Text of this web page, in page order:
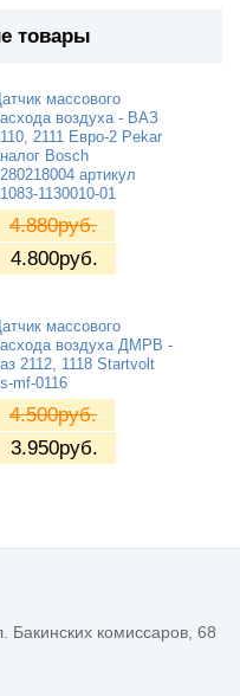
товары
массового
воздуха - ВАЗ
2111 Евро-2 Pekar
Bosch
артикул
1130010-01
4.880руб.
4.800руб.
массового
воздуха ДМРВ -
2112, 1118 Startvolt
mf-0116
4.500руб.
3.950руб.
Бакинских комиссаров, 68